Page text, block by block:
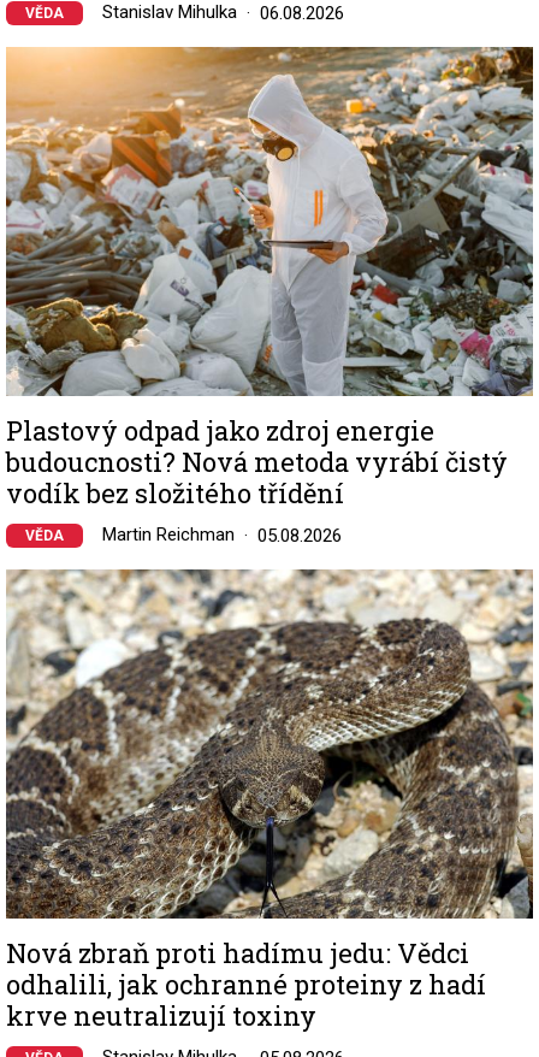
VĚDA Stanislav Mihulka 06.08.2026
Image
Plastový odpad jako zdroj energie
budoucnosti? Nová metoda vyrábí čistý
vodík bez složitého třídění
VĚDA Martin Reichman 05.08.2026
Image
Nová zbraň proti hadímu jedu: Vědci
odhalili, jak ochranné proteiny z hadí
krve neutralizují toxiny